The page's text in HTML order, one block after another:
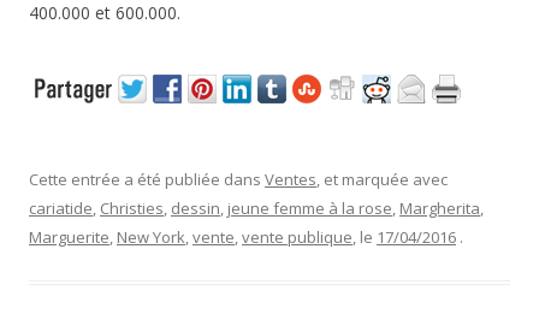
400.000 et 600.000.
Cette entrée a été publiée dans Ventes, et marquée avec
cariatide, Christies, dessin, jeune femme à la rose, Margherita,
Marguerite, New York,vente,vente publique, le 17/04/2016 .